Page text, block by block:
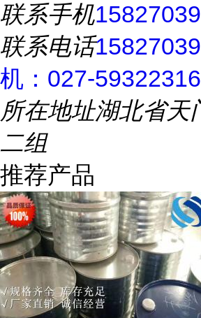
联系手机
联系电话
机：027-59322316
所在地址湖北省天
二组
推荐产品